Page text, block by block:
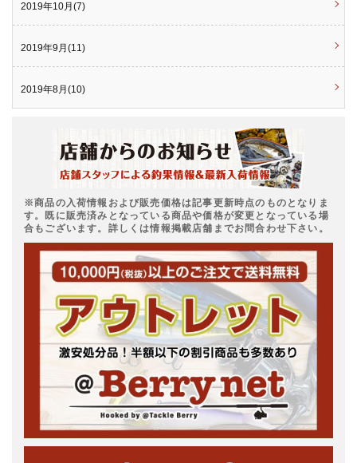
2019年10月(7)
2019年9月(11)
2019年8月(10)
※商品の入荷情報および販売価格は記事更新時点のものとなりま
す。既に販売済みとなっている商品や価格が変更となっている場
合もございます。詳しくは情報掲載店舗までお問合わせ下さい。